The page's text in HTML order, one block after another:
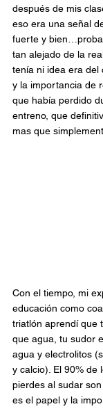
después de mis
eso era una señal
fuerte y
tan alejado de la
tenía ni idea era del
y la importancia de
que había perdido
entreno, que
mas que
Con el tiempo, mi
educación como
triatlón aprendí que
que agua, tu sudor
agua y electrolitos
y calcio). El 90% de
pierdes al sudar
es el papel y la